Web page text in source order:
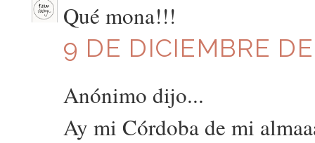
Qué mona!!!
9 DE DICIEMBRE
Anónimo dijo...
Ay mi Córdoba de mi